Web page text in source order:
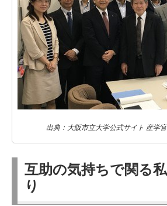
出典：大阪市立大学公式サイト 産学
互助の気持ちで関る
り